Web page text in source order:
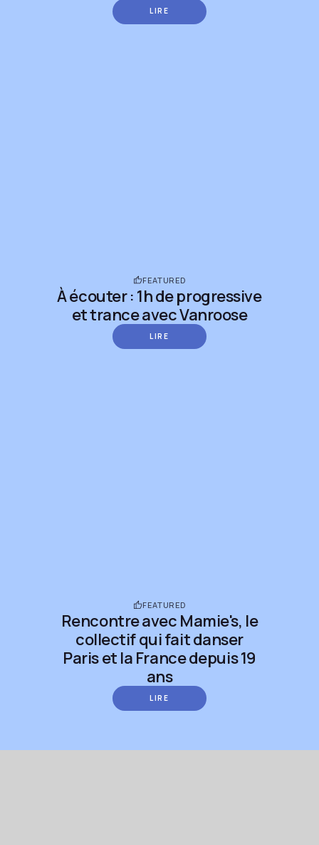
LIRE
FEATURED
À écouter : 1h de progressive
et trance avec Vanroose
LIRE
FEATURED
Rencontre avec Mamie's, le
collectif qui fait danser
Paris et la France depuis 19
ans
LIRE